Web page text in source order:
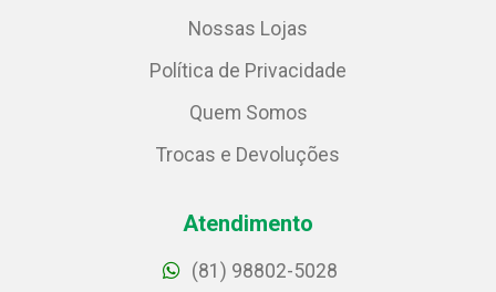
Nossas Lojas
Política de Privacidade
Quem Somos
Trocas e Devoluções
Atendimento
(81) 98802-5028